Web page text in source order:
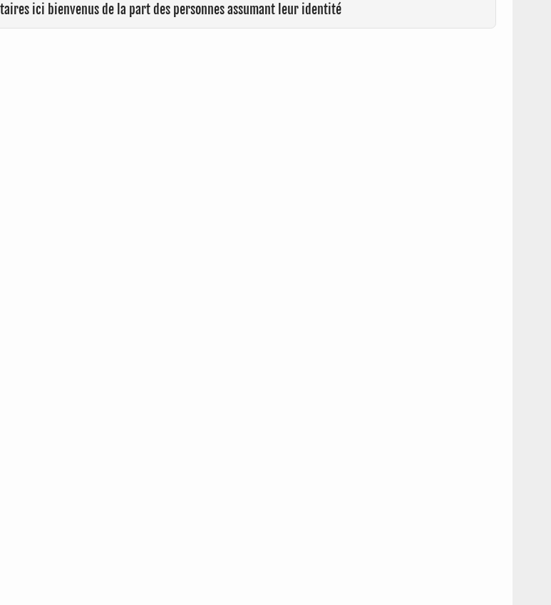
ici bienvenus de la part des personnes assumant leur identité